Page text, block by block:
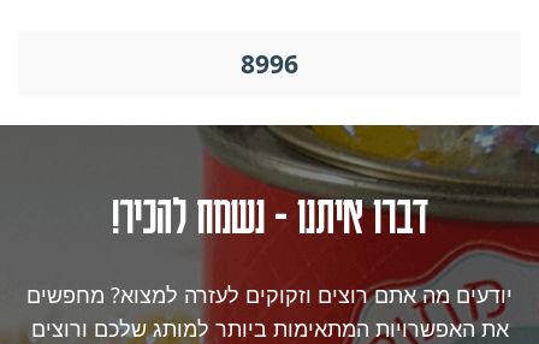
8996
דברו איתנו - נשמח להכיר!
יודעים מה אתם רוצים וזקוקים לעזרה למצוא? מחפשים
את האפשרויות המתאימות ביותר למותג שלכם ורוצים